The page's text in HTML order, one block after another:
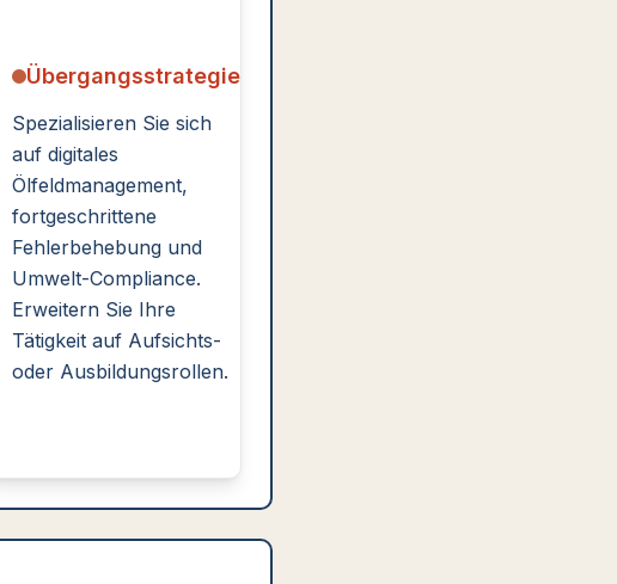
Übergangsstrategie
Spezialisieren Sie sich
auf digitales
Ölfeldmanagement,
fortgeschrittene
Fehlerbehebung und
Umwelt-Compliance.
Erweitern Sie Ihre
Tätigkeit auf Aufsichts-
oder Ausbildungsrollen.